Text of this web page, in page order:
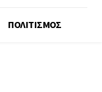
ΠΟΛΙΤΙΣΜΌΣ